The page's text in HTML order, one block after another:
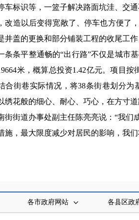
车标识等，一篮子解决路面坑洼、交
改造以后变得宽敞了、停车也方便了
井盖的更换和部分铺装工程的收尾工
条条平整通畅的“出行路”不仅是城市
米，概算总投资1.42亿元。项目
合街巷实际情况，将38条街巷划分
绣花般的细心、耐心、巧心，在方寸
街街道办事处副主任陈亮亮说：“我
施，最大限度减少对居民的影响，我
各市政府网站 各县区政